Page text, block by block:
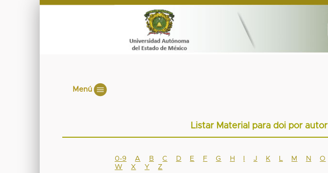
Menú
Listar Material para doi por autor
0-9 A B C D E F G H J K M N O
W
X Y Z